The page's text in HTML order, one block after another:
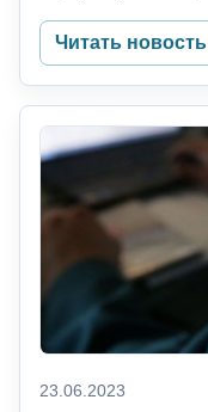
Читать новость
23.06.2023